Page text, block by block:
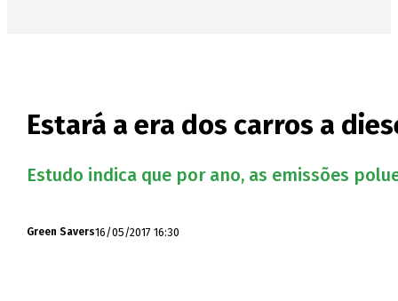
Estará a era dos carros a
Estudo indica que por ano, as emissões
Green Savers16/05/2017 16:30